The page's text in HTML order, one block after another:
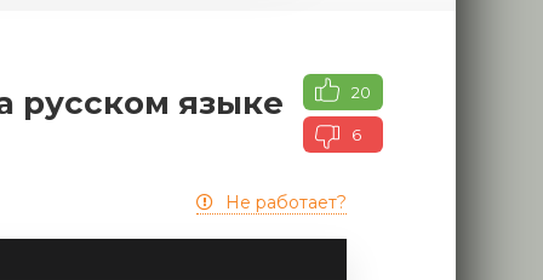
русском языке 20
6
Не работает?